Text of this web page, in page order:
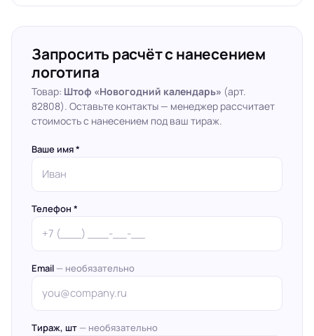
Запросить расчёт с нанесением
логотипа
Товар: Штоф «Новогодний календарь» (арт.
82808). Оставьте контакты — менеджер рассчитает
стоимость с нанесением под ваш тираж.
Ваше имя *
Телефон *
Email — необязательно
Тираж, шт — необязательно